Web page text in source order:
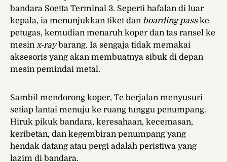
bandara Soetta Terminal 3. Seperti hafalan di luar
kepala, ia menunjukkan tiket dan boarding passke
petugas, kemudian menaruh koper dan tas ransel ke
mesin x-raybarang. Ia sengaja tidak memakai
aksesoris yang akan membuatnya sibuk di depan
mesin pemindai metal.
Sambil mendorong koper, Te berjalan menyusuri
setiap lantai menuju ke ruang tunggu penumpang.
Hiruk pikuk bandara, keresahaan, kecemasan,
keribetan, dan kegembiran penumpang yang
hendak datang atau pergi adalah peristiwa yang
lazim di bandara.